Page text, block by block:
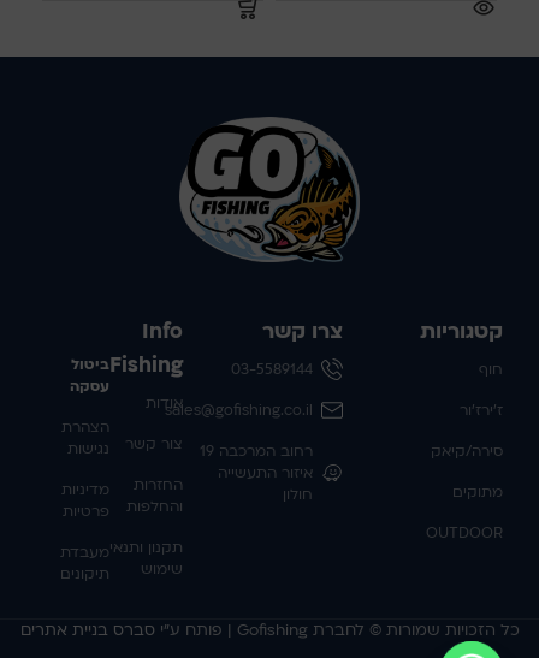
Info
Fishing
אודות
צור קשר
החזרות
והחלפות
תקנון ותנאי
שימוש
ביטול
עסקה
הצהרת
נגישות
מדיניות
פרטיות
מעבדת
תיקונים
קטגוריות
חוף
ז'ירז'ור
סירה/קיאק
מתוקים
OUTDOOR
צרו קשר
03-5589144
sales@gofishing.co.il
רחוב המרכבה 19
איזור התעשייה
חולון
כל הזכויות שמורות © לחברת Gofishing | פותח ע״י סברס בניית אתרים